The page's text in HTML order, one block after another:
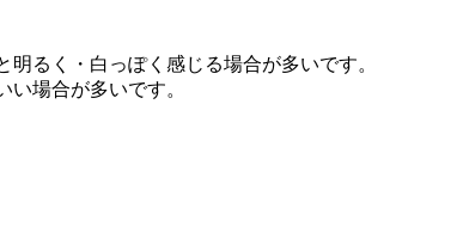
るく・白っぽく感じる場合が多いです。
場合が多いです。